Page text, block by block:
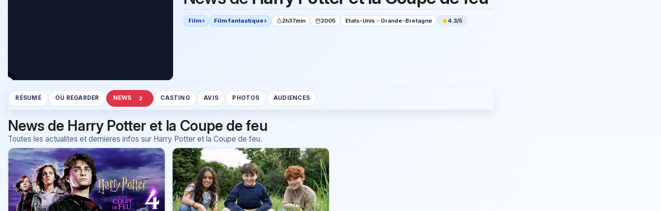
Film Film fantastique 2h37min 2005 Etats-Unis - Grande-Bretagne 4.3/5
RÉSUMÉ OÙ REGARDER NEWS 2 CASTING AVIS PHOTOS AUDIENCES
News de Harry Potter et la Coupe de feu
Toutes les actualites et dernieres infos sur Harry Potter et la Coupe de feu.